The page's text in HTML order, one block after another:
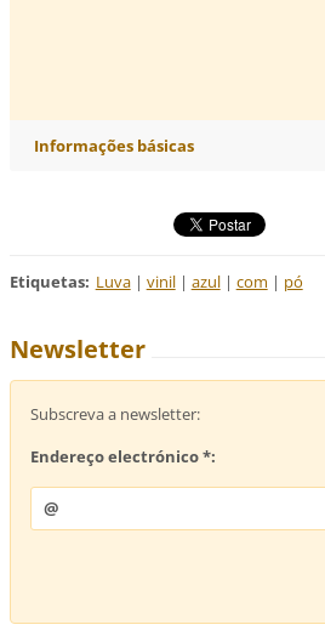
Informações básicas
Etiquetas: Luva | vinil | azul | com | pó
Newsletter
Subscreva a newsletter:
Endereço electrónico *: